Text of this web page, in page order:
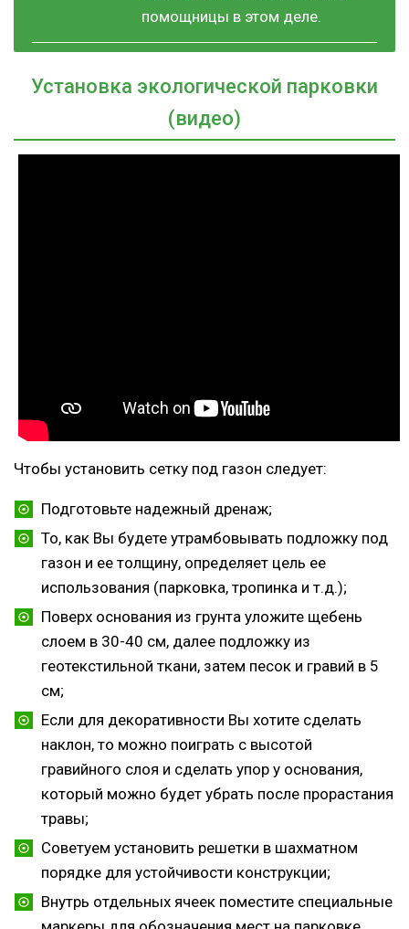
помощницы в этом деле.
Установка экологической парковки
(видео)
Чтобы установить сетку под газон следует:
Подготовьте надежный дренаж;
То, как Вы будете утрамбовывать подложку под
газон и ее толщину, определяет цель ее
использования (парковка, тропинка и т.д.);
Поверх основания из грунта уложите щебень
слоем в 30-40 см, далее подложку из
геотекстильной ткани, затем песок и гравий в 5
см;
Если для декоративности Вы хотите сделать
наклон, то можно поиграть с высотой
гравийного слоя и сделать упор у основания,
который можно будет убрать после прорастания
травы;
Советуем установить решетки в шахматном
порядке для устойчивости конструкции;
Внутрь отдельных ячеек поместите специальные